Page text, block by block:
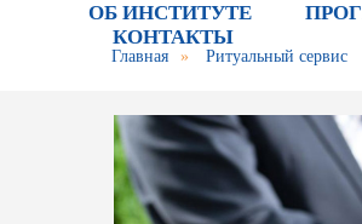
ОБ ИНСТИТУТЕ
КОНТАКТЫ
Главная » Ритуальный сервис